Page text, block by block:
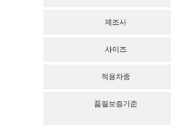
제조사
사이즈
적용차종
품질보증기준